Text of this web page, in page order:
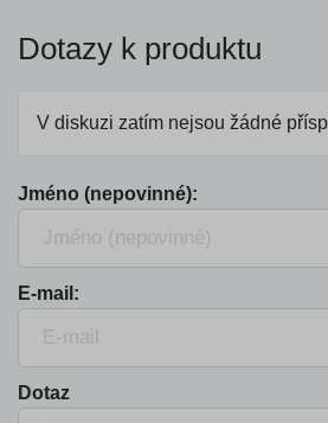
Dotazy k produktu
V diskuzi zatím nejsou žádné
Jméno (nepovinné):
E-mail:
Dotaz